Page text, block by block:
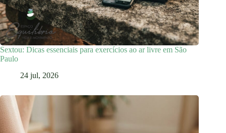
Sextou: Dicas essenciais para exercícios ao ar livre em São
Paulo
24 jul, 2026